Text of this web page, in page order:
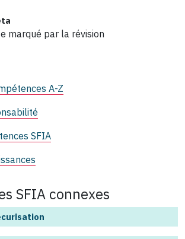
marqué par la révision
A-Z
SFIA
SFIA connexes